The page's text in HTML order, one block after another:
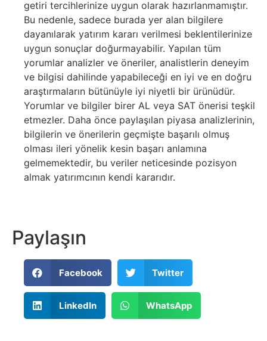
getiri tercihlerinize uygun olarak hazırlanmamıştır.
Bu nedenle, sadece burada yer alan bilgilere
dayanılarak yatırım kararı verilmesi beklentilerinize
uygun sonuçlar doğurmayabilir. Yapılan tüm
yorumlar analizler ve öneriler, analistlerin deneyim
ve bilgisi dahilinde yapabileceği en iyi ve en doğru
araştırmaların bütünüyle iyi niyetli bir ürünüdür.
Yorumlar ve bilgiler birer AL veya SAT önerisi teşkil
etmezler. Daha önce paylaşılan piyasa analizlerinin,
bilgilerin ve önerilerin geçmişte başarılı olmuş
olması ileri yönelik kesin başarı anlamına
gelmemektedir, bu veriler neticesinde pozisyon
almak yatırımcının kendi kararıdır.
Paylaşın
Facebook Twitter
LinkedIn WhatsApp